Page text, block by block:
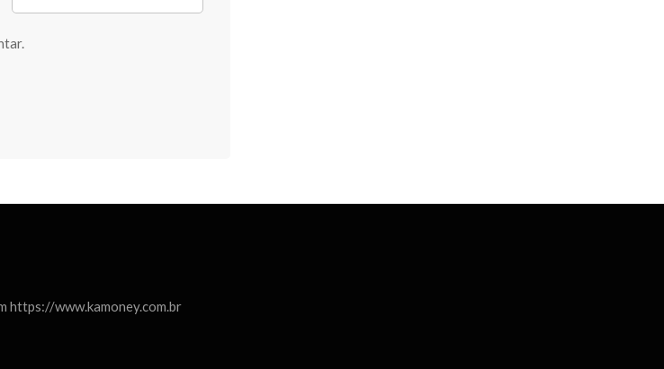
https://www.kamoney.com.br